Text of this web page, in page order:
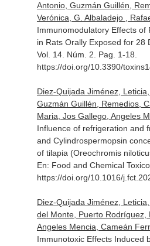
Antonio, Guzmán Guillén,
Verónica, G. Albaladejo ,
Immunomodulatory Effects of
in Rats Orally Exposed for 28
Vol. 14. Núm. 2. Pag. 1-18.
https://doi.org/10.3390/
Diez-Quijada Jiménez,
Guzmán Guillén, Remedios,
Maria, Jos Gallego, Angeles
Influence of refrigeration and
and Cylindrospermopsin
of tilapia (Oreochromis
En: Food and Chemical
https://doi.org/10.1016/
Diez-Quijada Jiménez,
del Monte, Puerto Rodríguez,
Angeles Mencia, Cameán
Immunotoxic Effects Induced